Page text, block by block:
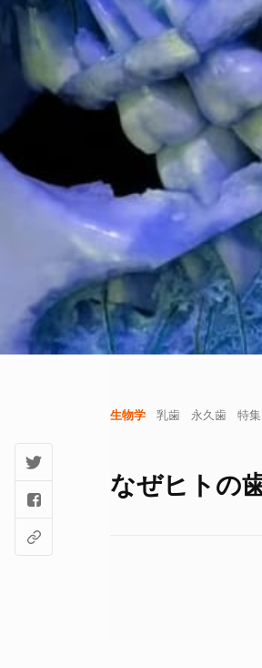
生物学 乳歯 永久歯 特集
なぜヒトの